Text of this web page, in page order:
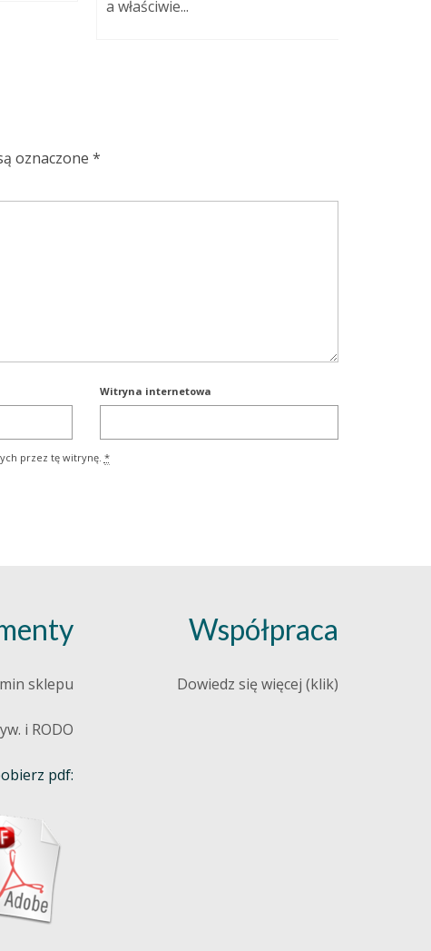
a właściwie...
oznaczone *
Witryna internetowa
przez tę witrynę. *
sklepu
i RODO
pdf:
Współpraca
Dowiedz się więcej (klik)